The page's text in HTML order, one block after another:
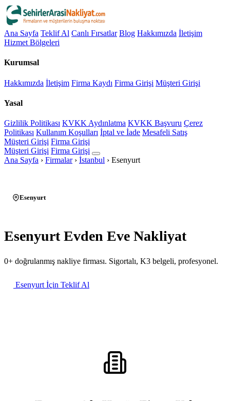
Ana Sayfa Teklif Al Canlı Fırsatlar Blog Hakkımızda İletişim
Hizmet Bölgeleri
Kurumsal
Hakkımızda İletişim Firma Kaydı Firma Girişi Müşteri Girişi
Yasal
Gizlilik Politikası KVKK Aydınlatma KVKK Başvuru Çerez
Politikası Kullanım Koşulları İptal ve İade Mesafeli Satış
Müşteri Girişi Firma Girişi
Müşteri Girişi Firma Girişi
Ana Sayfa › Firmalar › İstanbul › Esenyurt
Esenyurt
Esenyurt Evden Eve Nakliyat
0+ doğrulanmış nakliye firması. Sigortalı, K3 belgeli, profesyonel.
Esenyurt İçin Teklif Al